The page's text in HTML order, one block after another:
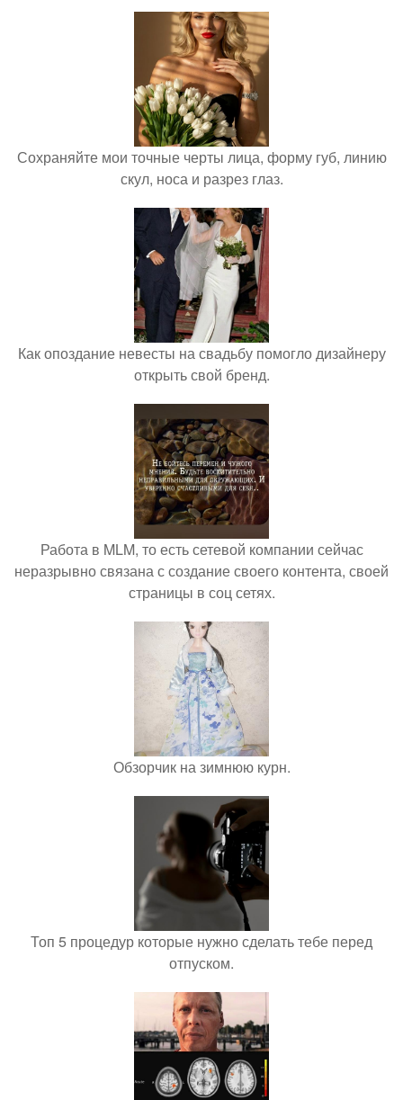
Сохраняйте мои точные черты лица, форму губ, линию
скул, носа и разрез глаз.
Как опоздание невесты на свадьбу помогло дизайнеру
открыть свой бренд.
Работа в MLM, то есть сетевой компании сейчас
неразрывно связана с создание своего контента, своей
страницы в соц сетях.
Обзорчик на зимнюю курн.
Топ 5 процедур которые нужно сделать тебе перед
отпуском.